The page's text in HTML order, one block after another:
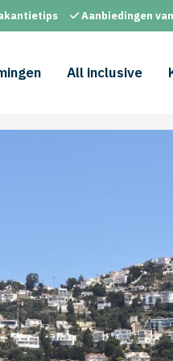
Aanbiedingen
All inclusive